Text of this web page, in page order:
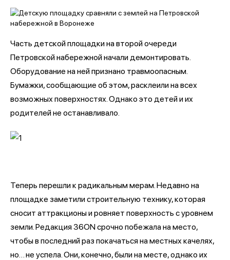
Часть детской площадки на второй очереди
Петровской набережной начали демонтировать.
Оборудование на ней признано травмоопасным.
Бумажки, сообщающие об этом, расклеили на всех
возможных поверхностях. Однако это детей и их
родителей не останавливало.
Теперь перешли к радикальным мерам. Недавно на
площадке заметили строительную технику, которая
сносит аттракционы и ровняет поверхность с уровнем
земли. Редакция 36ON срочно побежала на место,
чтобы в последний раз покачаться на местных качелях,
но… не успела. Они, конечно, были на месте, однако их